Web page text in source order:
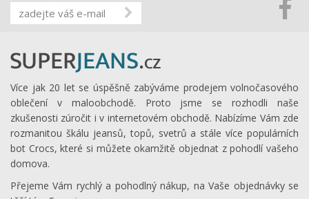
Více jak 20 let se úspěšně zabýváme prodejem volnočasového
oblečení v maloobchodě. Proto jsme se rozhodli naše
zkušenosti zúročit i v internetovém obchodě. Nabízíme Vám zde
rozmanitou škálu jeansů, topů, svetrů a stále více populárních
bot Crocs, které si můžete okamžitě objednat z pohodlí vašeho
domova.
Přejeme Vám rychlý a pohodlný nákup, na Vaše objednávky se